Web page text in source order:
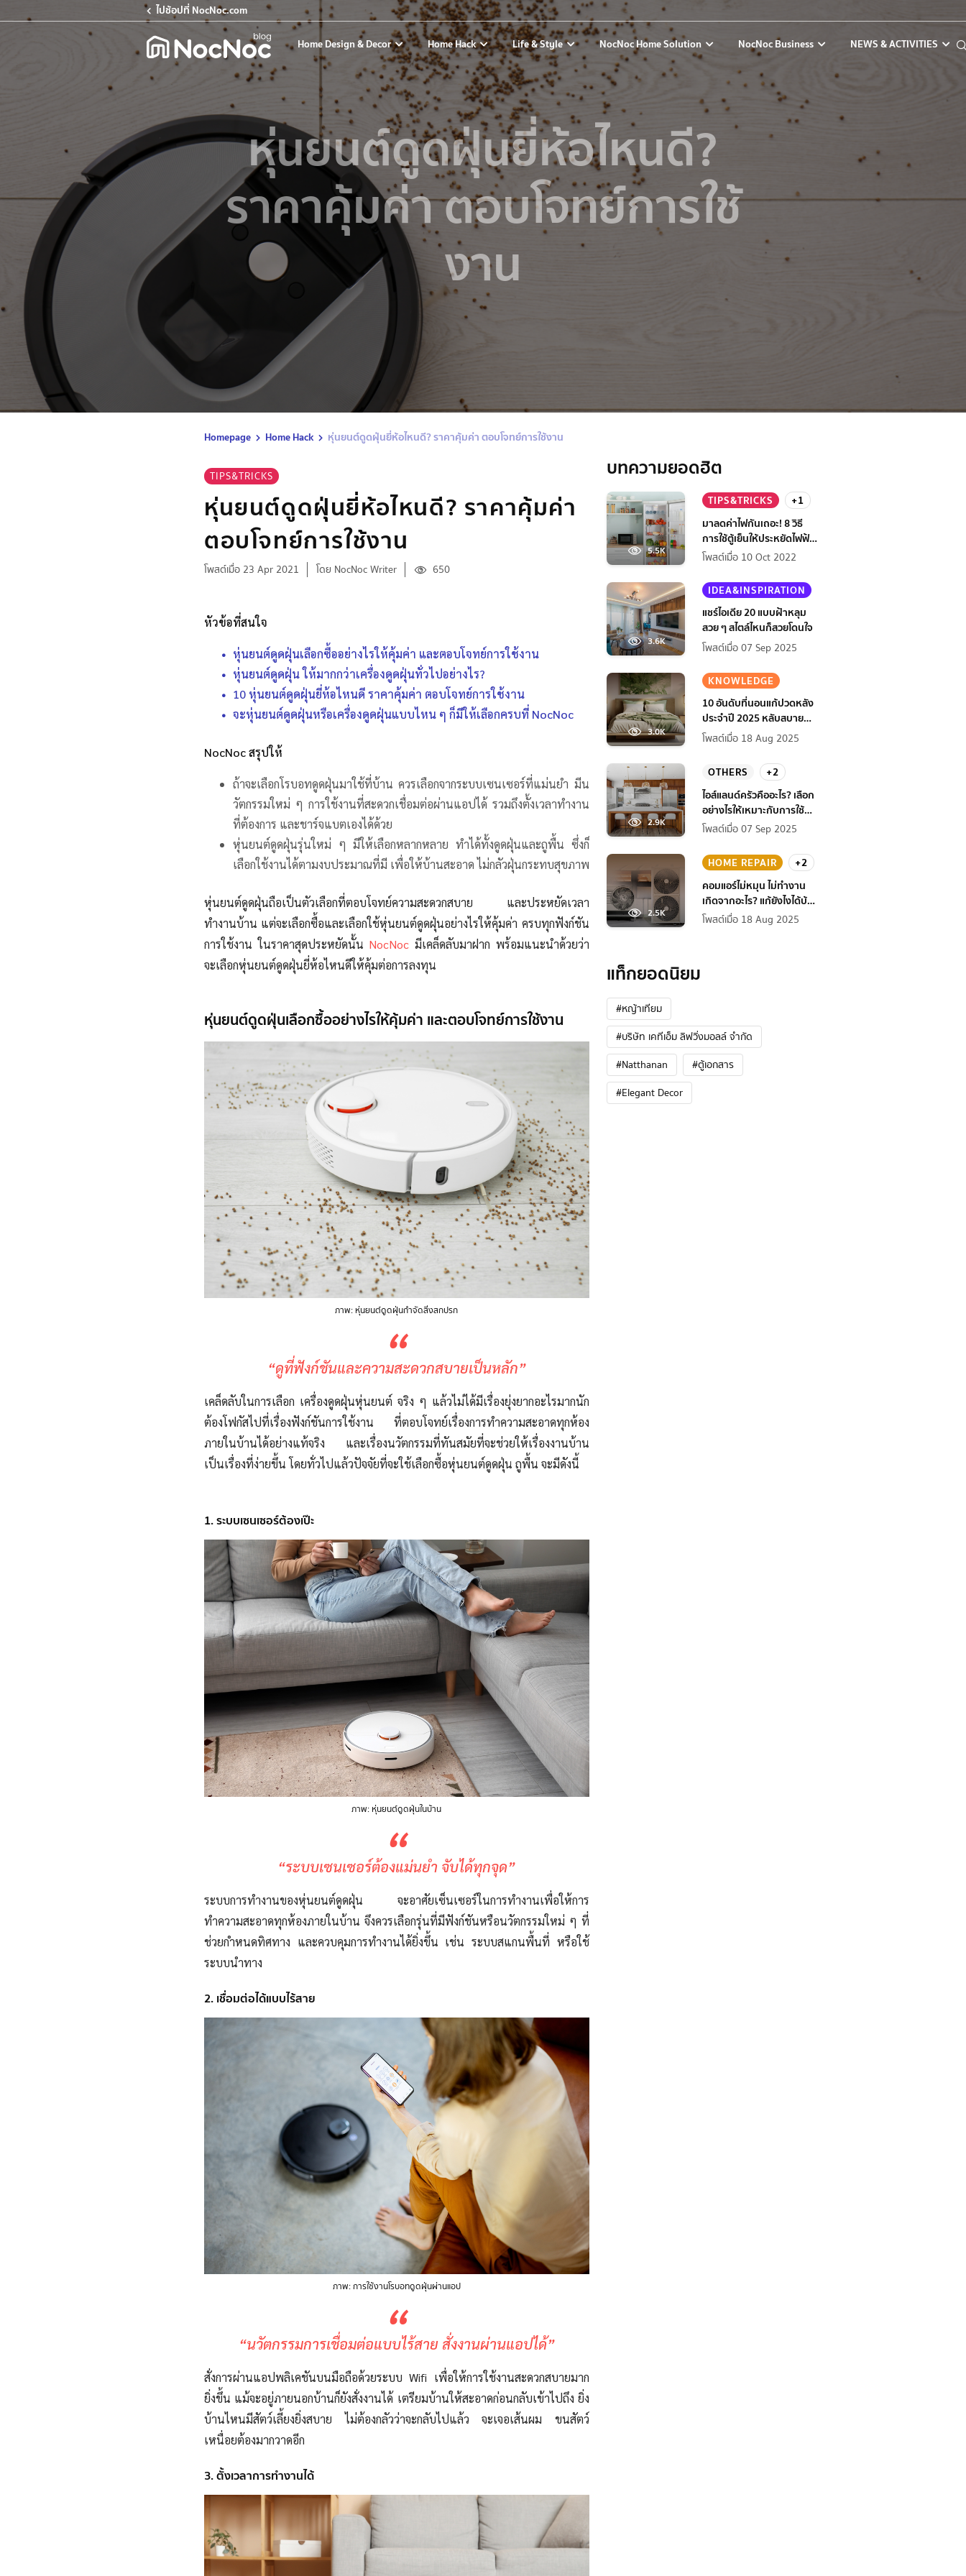
ไปช้อปที่ NocNoc.com
Home Design & Decor Home Hack Life & Style NocNoc Home Solution NocNoc Business NEWS & ACTIVITIES
หุ่นยนต์ดูดฝุ่นยี่ห้อไหนดี?
ราคาคุ้มค่า ตอบโจทย์การใช้
งาน
Homepage Home Hack หุ่นยนต์ดูดฝุ่นยี่ห้อไหนดี? ราคาคุ้มค่า ตอบโจทย์การใช้งาน
TIPS&TRICKS
หุ่นยนต์ดูดฝุ่นยี่ห้อไหนดี? ราคาคุ้มค่า
ตอบโจทย์การใช้งาน
โพสต์เมื่อ 23 Apr 2021 โดย NocNoc Writer 650
หัวข้อที่สนใจ
หุ่นยนต์ดูดฝุ่นเลือกซื้ออย่างไรให้คุ้มค่า และตอบโจทย์การใช้งาน
หุ่นยนต์ดูดฝุ่น ให้มากกว่าเครื่องดูดฝุ่นทั่วไปอย่างไร?
10 หุ่นยนต์ดูดฝุ่นยี่ห้อไหนดี ราคาคุ้มค่า ตอบโจทย์การใช้งาน
จะหุ่นยนต์ดูดฝุ่นหรือเครื่องดูดฝุ่นแบบไหน ๆ ก็มีให้เลือกครบที่ NocNoc
NocNoc สรุปให้
ถ้าจะเลือกโรบอทดูดฝุ่นมาใช้ที่บ้าน ควรเลือกจากระบบเซนเซอร์ที่แม่นยำ มีน
วัตกรรมใหม่ ๆ การใช้งานที่สะดวกเชื่อมต่อผ่านแอปได้ รวมถึงตั้งเวลาทำงาน
ที่ต้องการ และชาร์จแบตเองได้ด้วย
หุ่นยนต์ดูดฝุ่นรุ่นใหม่ ๆ มีให้เลือกหลากหลาย ทำได้ทั้งดูดฝุ่นและถูพื้น ซึ่งก็
เลือกใช้งานได้ตามงบประมาณที่มี เพื่อให้บ้านสะอาด ไม่กลัวฝุ่นกระทบสุขภาพ
หุ่นยนต์ดูดฝุ่นถือเป็นตัวเลือกที่ตอบโจทย์ความสะดวกสบาย และประหยัดเวลา
ทำงานบ้าน แต่จะเลือกซื้อและเลือกใช้หุ่นยนต์ดูดฝุ่นอย่างไรให้คุ้มค่า ครบทุกฟังก์ชัน
การใช้งาน ในราคาสุดประหยัดนั้น NocNoc มีเคล็ดลับมาฝาก พร้อมแนะนำด้วยว่า
จะเลือกหุ่นยนต์ดูดฝุ่นยี่ห้อไหนดีให้คุ้มต่อการลงทุน
หุ่นยนต์ดูดฝุ่นเลือกซื้ออย่างไรให้คุ้มค่า และตอบโจทย์การใช้งาน
ภาพ: หุ่นยนต์ดูดฝุ่นกำจัดสิ่งสกปรก
“
“ดูที่ฟังก์ชันและความสะดวกสบายเป็นหลัก”
เคล็ดลับในการเลือก เครื่องดูดฝุ่นหุ่นยนต์ จริง ๆ แล้วไม่ได้มีเรื่องยุ่งยากอะไรมากนัก
ต้องโฟกัสไปที่เรื่องฟังก์ชันการใช้งาน ที่ตอบโจทย์เรื่องการทำความสะอาดทุกห้อง
ภายในบ้านได้อย่างแท้จริง และเรื่องนวัตกรรมที่ทันสมัยที่จะช่วยให้เรื่องงานบ้าน
เป็นเรื่องที่ง่ายขึ้น โดยทั่วไปแล้วปัจจัยที่จะใช้เลือกซื้อหุ่นยนต์ดูดฝุ่น ถูพื้น จะมีดังนี้
1. ระบบเซนเซอร์ต้องเป๊ะ
ภาพ: หุ่นยนต์ดูดฝุ่นในบ้าน
“
“ระบบเซนเซอร์ต้องแม่นยำ จับได้ทุกจุด”
ระบบการทำงานของหุ่นยนต์ดูดฝุ่น จะอาศัยเซ็นเซอร์ในการทำงานเพื่อให้การ
ทำความสะอาดทุกห้องภายในบ้าน จึงควรเลือกรุ่นที่มีฟังก์ชันหรือนวัตกรรมใหม่ ๆ ที่
ช่วยกำหนดทิศทาง และควบคุมการทำงานได้ยิ่งขึ้น เช่น ระบบสแกนพื้นที่ หรือใช้
ระบบนำทาง
2. เชื่อมต่อได้แบบไร้สาย
ภาพ: การใช้งานโรบอทดูดฝุ่นผ่านแอป
“
“นวัตกรรมการเชื่อมต่อแบบไร้สาย สั่งงานผ่านแอปได้”
สั่งการผ่านแอปพลิเคชันบนมือถือด้วยระบบ Wifi เพื่อให้การใช้งานสะดวกสบายมาก
ยิ่งขึ้น แม้จะอยู่ภายนอกบ้านก็ยังสั่งงานได้ เตรียมบ้านให้สะอาดก่อนกลับเข้าไปถึง ยิ่ง
บ้านไหนมีสัตว์เลี้ยงยิ่งสบาย ไม่ต้องกลัวว่าจะกลับไปแล้ว จะเจอเส้นผม ขนสัตว์
เหนื่อยต้องมากวาดอีก
3. ตั้งเวลาการทำงานได้
บทความยอดฮิต
5.5K
TIPS&TRICKS
+1
มาลดค่าไฟกันเถอะ! 8 วิธี
การใช้ตู้เย็นให้ประหยัดไฟฟ้า
กว่าเดิม
โพสต์เมื่อ 10 Oct 2022
3.6K
IDEA&INSPIRATION
แชร์ไอเดีย 20 แบบฝ้าหลุม
สวย ๆ สไตล์ไหนก็สวยโดนใจ
โพสต์เมื่อ 07 Sep 2025
3.0K
KNOWLEDGE
10 อันดับที่นอนแก้ปวดหลัง
ประจำปี 2025 หลับสบาย
สุขภาพดียิ่งกว่าเดิม
โพสต์เมื่อ 18 Aug 2025
2.9K
OTHERS
+2
ไอส์แลนด์ครัวคืออะไร? เลือก
อย่างไรให้เหมาะกับการใช้
งานที่บ้าน
โพสต์เมื่อ 07 Sep 2025
2.5K
HOME REPAIR
+2
คอมแอร์ไม่หมุน ไม่ทํางาน
เกิดจากอะไร? แก้ยังไงได้บ้าง
ก่อนแอร์พัง!
โพสต์เมื่อ 18 Aug 2025
แท็กยอดนิยม
#หญ้าเทียม
#บริษัท เคทีเอ็ม ลิฟวิ่งมอลล์ จำกัด
#Natthanan
#ตู้เอกสาร
#Elegant Decor